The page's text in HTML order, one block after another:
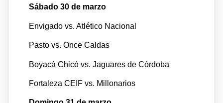
Sábado 30 de marzo
Envigado vs. Atlético Nacional
Pasto vs. Once Caldas
Boyacá Chicó vs. Jaguares de Córdoba
Fortaleza CEIF vs. Millonarios